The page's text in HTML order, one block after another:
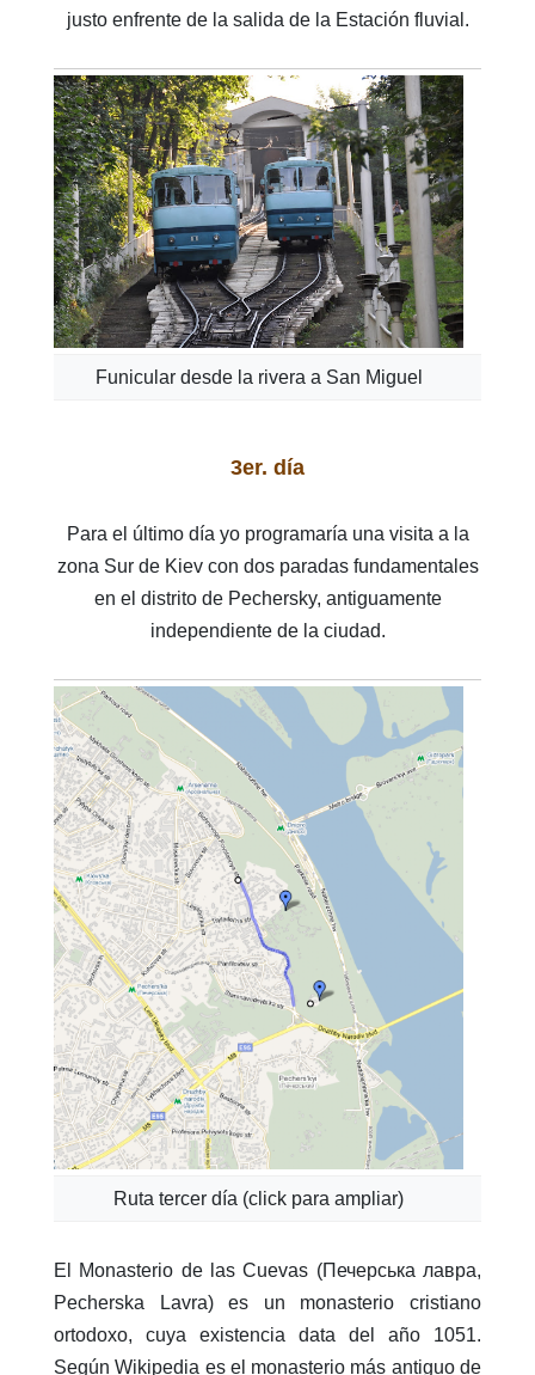
justo enfrente de la salida de la Estación fluvial.
Funicular desde la rivera a San Miguel
3er. día
Para el último día yo programaría una visita a la
zona Sur de Kiev con dos paradas fundamentales
en el distrito de Pechersky, antiguamente
independiente de la ciudad.
Ruta tercer día (click para ampliar)
El Monasterio de las Cuevas (Печерська лавра,
Pecherska Lavra) es un monasterio cristiano
ortodoxo, cuya existencia data del año 1051.
Según Wikipedia es el monasterio más antiguo de